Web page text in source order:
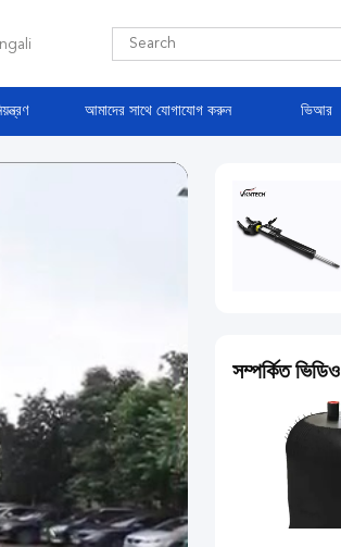
আমাদের সাথে যোগাযোগ করুন ভিআর
সম্পর্কিত ভিডিও